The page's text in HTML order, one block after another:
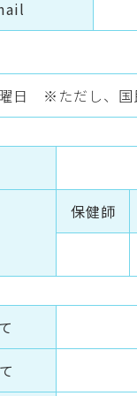
日 ※ただし、国
保健師